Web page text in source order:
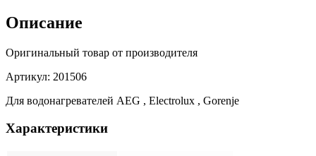
Описание
Оригинальный товар от производителя
Артикул: 201506
Для водонагревателей AEG , Electrolux , Gorenje
Характеристики